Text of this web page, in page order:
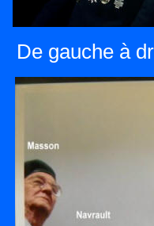
De gauche à